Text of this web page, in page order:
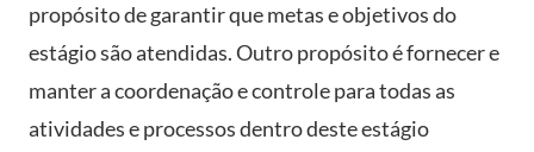
propósito de garantir que metas e objetivos do
estágio são atendidas. Outro propósito é fornecer e
manter a coordenação e controle para todas as
atividades e processos dentro deste estágio